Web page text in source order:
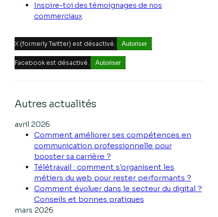
Inspire-toi des témoignages de nos
commerciaux
X (formerly Twitter) est désactivé. Autoriser
Facebook est désactivé. Autoriser
Autres actualités
avril 2026
Comment améliorer ses compétences en
communication professionnelle pour
booster sa carrière ?
Télétravail : comment s'organisent les
métiers du web pour rester performants ?
Comment évoluer dans le secteur du digital ?
Conseils et bonnes pratiques
mars 2026